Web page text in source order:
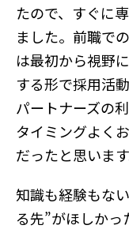
たので、すぐに
ました。前職で
は最初から視野
する形で採用活
パートナーズの
タイミングよく
だったと思います
知識も経験もな
る先”がほしか